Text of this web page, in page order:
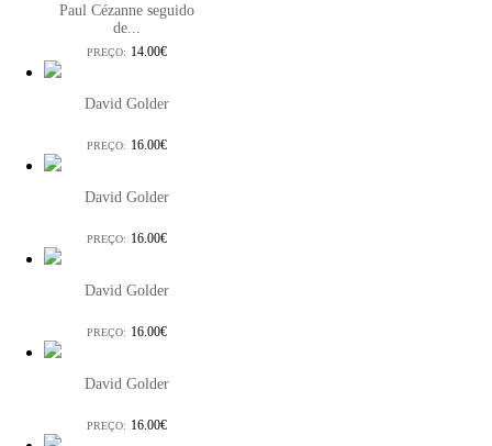
Paul Cézanne seguido
de...
PREÇO: 14.00€
David Golder
PREÇO: 16.00€
David Golder
PREÇO: 16.00€
David Golder
PREÇO: 16.00€
David Golder
PREÇO: 16.00€